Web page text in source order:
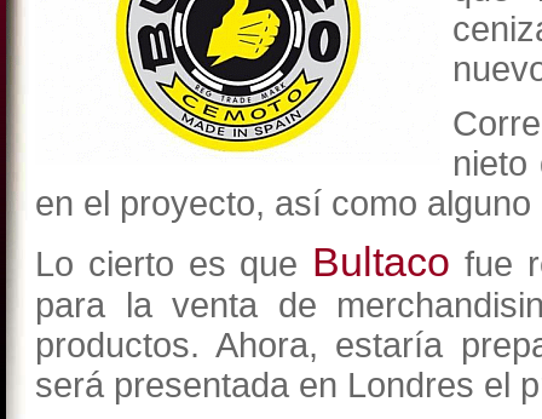
nieto
en el proyecto, así como
Lo cierto es que Bultaco fue
para la venta de
productos. Ahora, estaría
será presentada en Londres el